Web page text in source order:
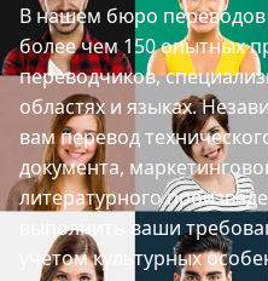
В нашем бюро переводов
более чем 150 опытных
переводчиков,
областях и языках.
вам перевод
документа,
литературного
выполнить ваши
учетом культурных